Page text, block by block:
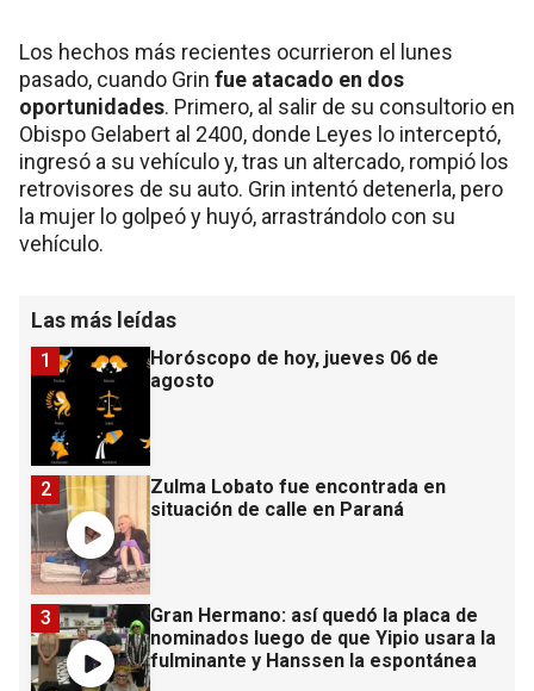
Los hechos más recientes ocurrieron el lunes
pasado, cuando Grin fue atacado en dos
oportunidades. Primero, al salir de su consultorio en
Obispo Gelabert al 2400, donde Leyes lo interceptó,
ingresó a su vehículo y, tras un altercado, rompió los
retrovisores de su auto. Grin intentó detenerla, pero
la mujer lo golpeó y huyó, arrastrándolo con su
vehículo.
Las más leídas
Horóscopo de hoy, jueves 06 de
agosto
1
Zulma Lobato fue encontrada en
situación de calle en Paraná
2
Gran Hermano: así quedó la placa de
nominados luego de que Yipio usara la
fulminante y Hanssen la espontánea
3